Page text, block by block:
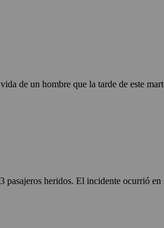
de un hombre que la tarde de este
heridos. El incidente ocurrió en